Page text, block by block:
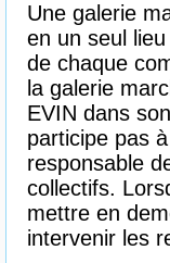
Une galerie
en un seul
de chaque
la galerie
EVIN dans
participe pas
responsable
collectifs.
mettre en
intervenir les